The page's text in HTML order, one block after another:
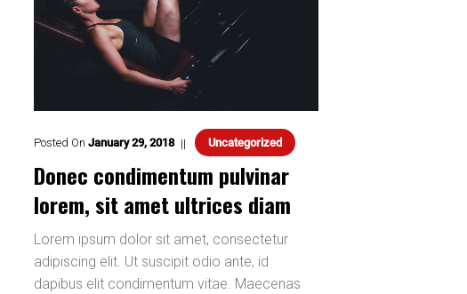
Posted On January 29, 2018 Uncategorized
Donec condimentum pulvinar
lorem, sit amet ultrices diam
Lorem ipsum dolor sit amet, consectetur
adipiscing elit. Ut suscipit odio ante, id
dapibus elit condimentum vitae. Maecenas